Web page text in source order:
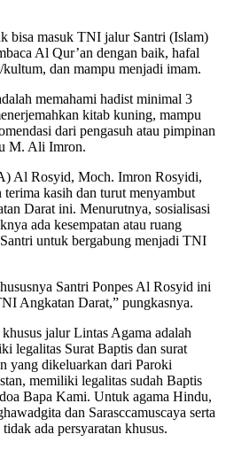
bisa masuk TNI jalur Santri (Islam)
Al Qur’an dengan baik, hafal
dan mampu menjadi imam.
memahami hadist minimal 3
kitab kuning, mampu
dari pengasuh atau pimpinan
M. Ali Imron.
Al Rosyid, Moch. Imron Rosyidi,
terima kasih dan turut menyambut
Darat ini. Menurutnya, sosialisasi
ada kesempatan atau ruang
untuk bergabung menjadi TNI
Santri Ponpes Al Rosyid ini
Angkatan Darat,” pungkasnya.
jalur Lintas Agama adalah
legalitas Surat Baptis dan surat
yang dikeluarkan dari Paroki
memiliki legalitas sudah Baptis
Bapa Kami. Untuk agama Hindu,
dan Sarasccamuscaya serta
ada persyaratan khusus.